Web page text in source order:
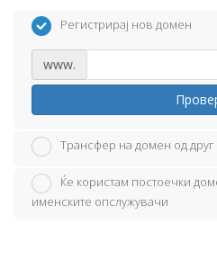
Регистрирај нов домен
www.
Трансфер на домен од друг
Ќе користам постоечки
именските опслужувачи